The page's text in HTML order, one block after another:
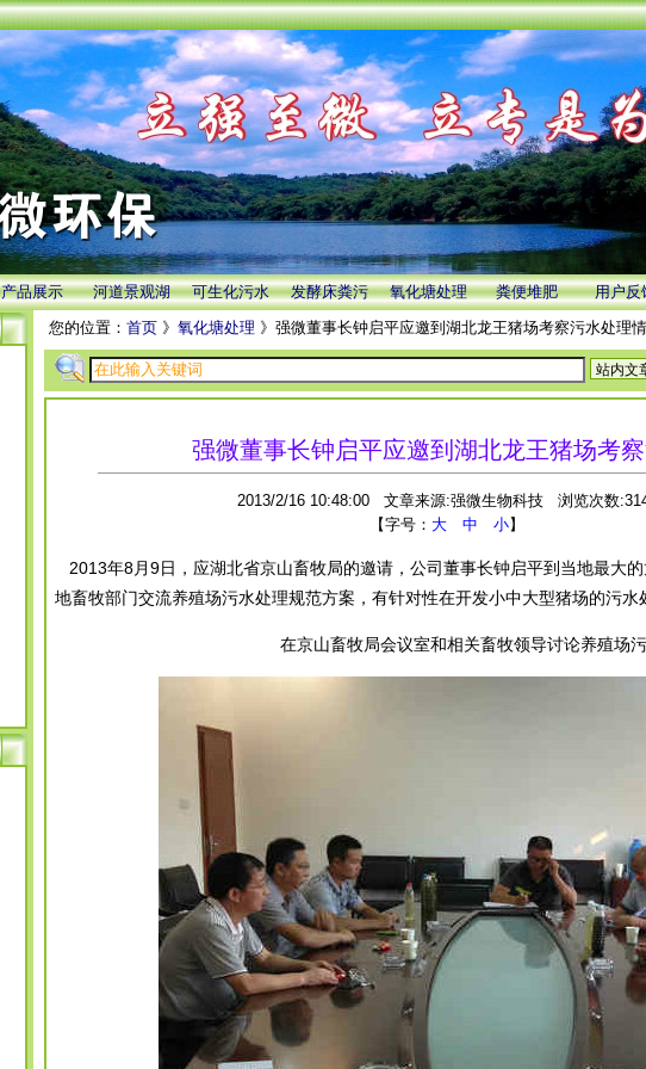
产品展示 河道景观湖 可生化污水 发酵床粪污 氧化塘处理 粪便堆肥 用户反
您的位置： 首页 》 氧化塘处理 》强微董事长钟启平应邀到湖北龙王猪场考察污水处理
强微董事长钟启平应邀到湖北龙王猪场考
2013/2/16 10:48:00 文章来源:强微生物科技 浏览次数
【字号： 大 中 小】
2013年8月9日，应湖北省京山畜牧局的邀请，公司董事长钟启平到当地最大
地畜牧部门交流养殖场污水处理规范方案，有针对性在开发小中大型猪场的污
在京山畜牧局会议室和相关畜牧领导讨论养殖场